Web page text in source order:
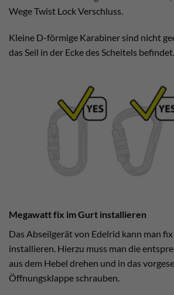
Wege Twist Lock Verschluss.
Kleine D-förmige Karabiner sind nicht
das Seil in der Ecke des Scheitels befindet.
Megawatt fix im Gurt installieren
Das Abseilgerät von Edelrid kann man
installieren. Hierzu muss man die
aus dem Hebel drehen und in das
Öffnungsklappe schrauben.